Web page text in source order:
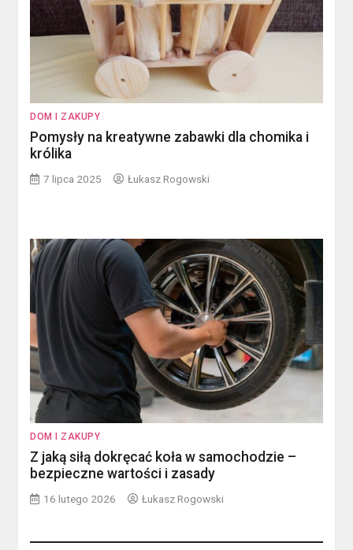
DOM I ZAKUPY
Pomysły na kreatywne zabawki dla chomika i
królika
7 lipca 2025 Łukasz Rogowski
DOM I ZAKUPY
Z jaką siłą dokręcać koła w samochodzie –
bezpieczne wartości i zasady
16 lutego 2026 Łukasz Rogowski